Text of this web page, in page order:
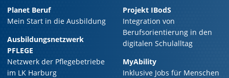
Planet Beruf
Mein Start in die Ausbildung
Ausbildungsnetzwerk
PFLEGE
Netzwerk der Pflegebetriebe
im LK Harburg
Projekt IBodS
Integration von
Berufsorientierung in den
digitalen Schulalltag
MyAbility
Inklusive Jobs für Menschen